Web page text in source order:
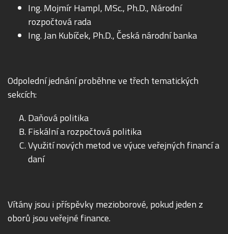
Ing. Mojmír Hampl, MSc., Ph.D., Národní
rozpočtová rada
Ing. Jan Kubíček, Ph.D., Česká národní banka
Odpolední jednání proběhne ve třech tematických
sekcích:
Daňová politika
Fiskální a rozpočtová politika
Využití nových metod ve výuce veřejných financí a
daní
Vítány jsou i příspěvky mezioborové, pokud jeden z
oborů jsou veřejné finance.